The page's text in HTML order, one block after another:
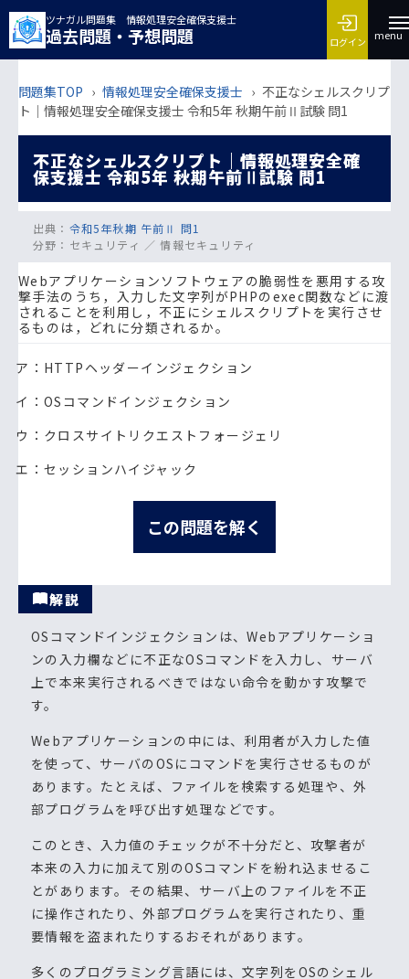
ツナガル問題集 情報処理安全確保支援士
過去問題・予想問題 ログイン menu
問題集TOP › 情報処理安全確保支援士 › 不正なシェルスクリプ
ト｜情報処理安全確保支援士 令和5年 秋期午前Ⅱ試験 問1
不正なシェルスクリプト｜情報処理安全確
保支援士 令和5年 秋期午前Ⅱ試験 問1
出典： 令和5年秋期 午前Ⅱ 問1
分野： セキュリティ ／ 情報セキュリティ
Webアプリケーションソフトウェアの脆弱性を悪用する攻
撃手法のうち，入力した文字列がPHPのexec関数などに渡
されることを利用し，不正にシェルスクリプトを実行させ
るものは，どれに分類されるか。
ア：HTTPヘッダーインジェクション
イ：OSコマンドインジェクション
ウ：クロスサイトリクエストフォージェリ
エ：セッションハイジャック
この問題を解く
解説
OSコマンドインジェクションは、Webアプリケーショ
ンの入力欄などに不正なOSコマンドを入力し、サーバ
上で本来実行されるべきではない命令を動かす攻撃で
す。
Webアプリケーションの中には、利用者が入力した値
を使って、サーバのOSにコマンドを実行させるものが
あります。たとえば、ファイルを検索する処理や、外
部プログラムを呼び出す処理などです。
このとき、入力値のチェックが不十分だと、攻撃者が
本来の入力に加えて別のOSコマンドを紛れ込ませるこ
とがあります。その結果、サーバ上のファイルを不正
に操作されたり、外部プログラムを実行されたり、重
要情報を盗まれたりするおそれがあります。
多くのプログラミング言語には、文字列をOSのシェル